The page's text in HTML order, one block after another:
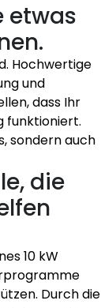
etwas
Hochwertige
und
dass Ihr
funktioniert.
sondern auch
die
10 kW
Durch die